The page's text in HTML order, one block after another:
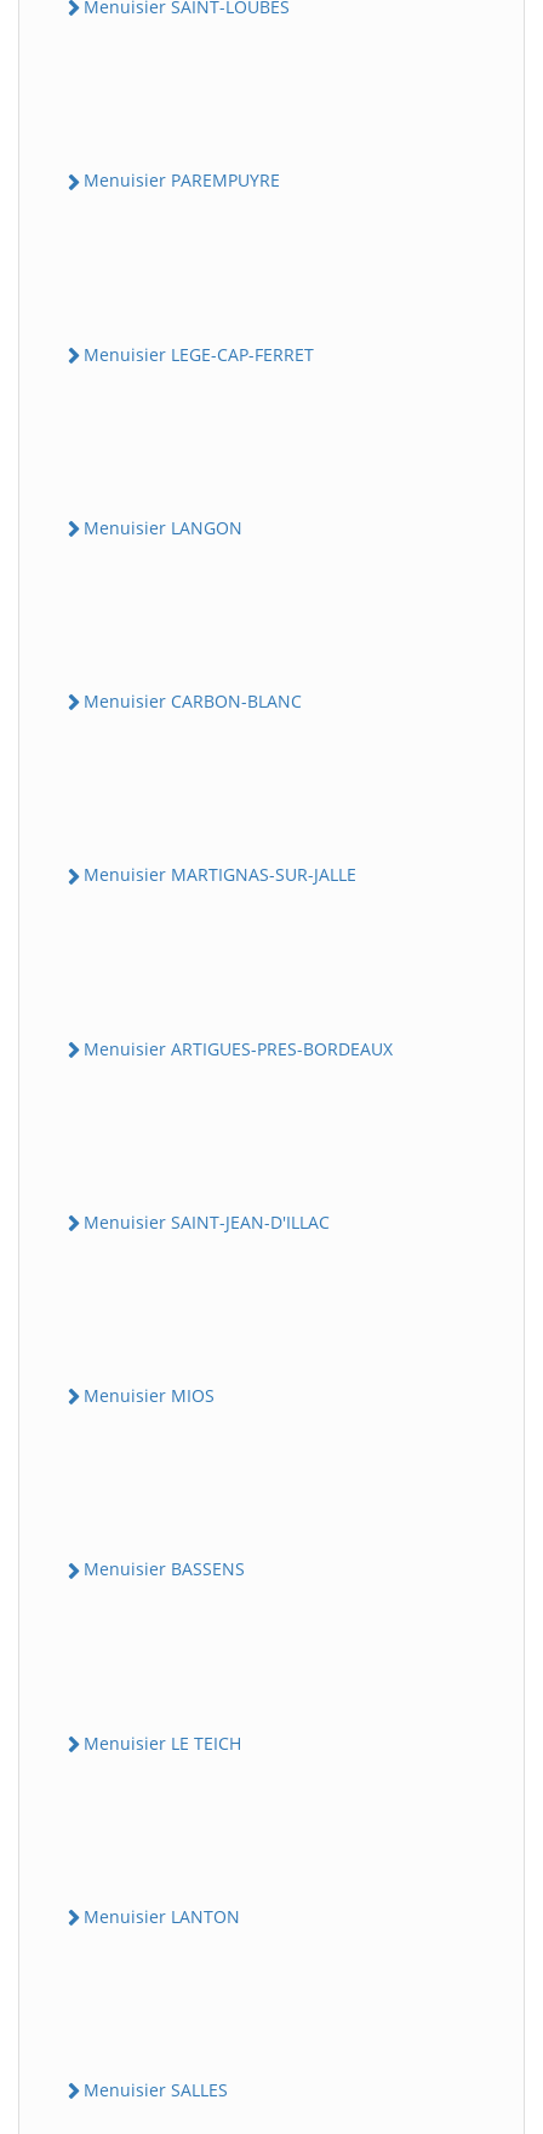
Menuisier SAINT-LOUBES
Menuisier PAREMPUYRE
Menuisier LEGE-CAP-FERRET
Menuisier LANGON
Menuisier CARBON-BLANC
Menuisier MARTIGNAS-SUR-JALLE
Menuisier ARTIGUES-PRES-BORDEAUX
Menuisier SAINT-JEAN-D'ILLAC
Menuisier MIOS
Menuisier BASSENS
Menuisier LE TEICH
Menuisier LANTON
Menuisier SALLES